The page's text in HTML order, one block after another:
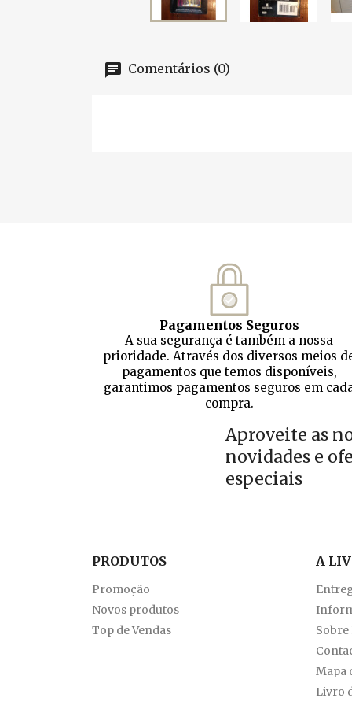
Comentários (0)
Pagamentos Seguros
A sua segurança é também a nossa
prioridade. Através dos diversos meios
pagamentos que temos disponíveis,
garantimos pagamentos seguros em
compra.
Aproveite as
novidades e
especiais
PRODUTOS
Promoção
Novos produtos
Top de Vendas
A
Sobre
Mapa
Livro